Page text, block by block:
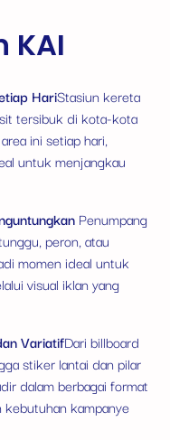
KAI
HariStasiun kereta
tersibuk di kota-kota
ini setiap hari,
untuk menjangkau
Penumpang
peron, atau
momen ideal untuk
visual iklan yang
VariatifDari billboard
stiker lantai dan pilar
dalam berbagai format
kampanye